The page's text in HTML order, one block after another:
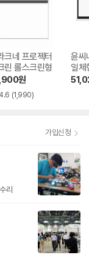
크네 프로젝터
린 롤스크린형
원
4.6 (1,990)
윤씨
일체
-SH
가입신청
리